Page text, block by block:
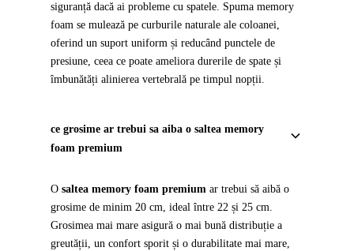
siguranță dacă ai probleme cu spatele. Spuma memory
foam se mulează pe curburile naturale ale coloanei,
oferind un suport uniform și reducând punctele de
presiune, ceea ce poate ameliora durerile de spate și
îmbunătăți alinierea vertebrală pe timpul nopții.
ce grosime ar trebui sa aiba o saltea memory
foam premium
O saltea memory foam premium ar trebui să aibă o
grosime de minim 20 cm, ideal între 22 și 25 cm.
Grosimea mai mare asigură o mai bună distribuție a
greutății, un confort sporit și o durabilitate mai mare,